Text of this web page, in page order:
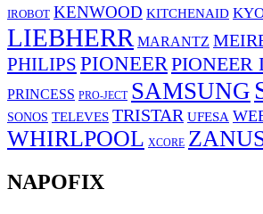
IROBOT KENWOOD KITCHENAID
LIEBHERR MARANTZ
PHILIPS PIONEERPIONEER
PRINCESS PRO-JECT SAMSUNG
SONOS TELEVES TRISTAR UFESA
WHIRLPOOL XCORE
NAPOFIX